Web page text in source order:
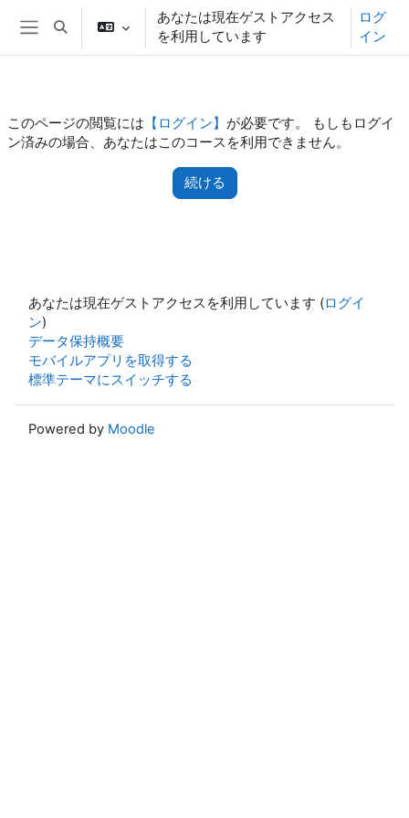
メインコンテンツへスキップする
サイドパネル
検索入力に切り替える
あなたは現在ゲストアクセス
を利用しています
ログ
イン
このページの閲覧には 【ログイン】 が必要です。 もしもログイ
ン済みの場合、あなたはこのコースを利用できません。
続ける
あなたは現在ゲストアクセスを利用しています (ログイ
ン)
データ保持概要
モバイルアプリを取得する
標準テーマにスイッチする
Powered by Moodle